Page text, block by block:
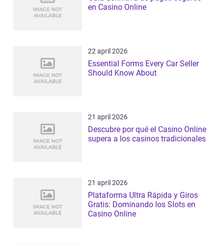
en Casino Online
22 april 2026
Essential Forms Every Car Seller
Should Know About
21 april 2026
Descubre por qué el Casino Online
supera a los casinos tradicionales
21 april 2026
Plataforma Ultra Rápida y Giros
Gratis: Dominando los Slots en
Casino Online